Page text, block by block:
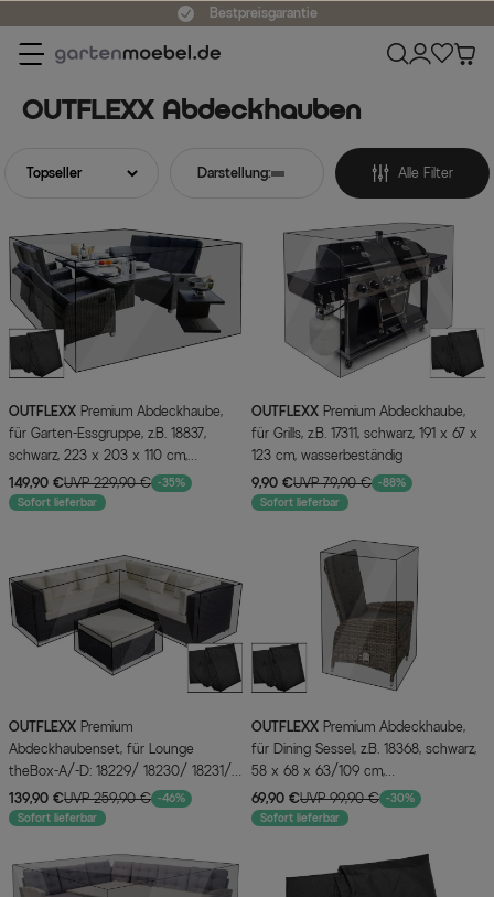
OUTFLEXX Abdeckhauben
Darstellung: Alle Filter
OUTFLEXX
für Garten-Essgruppe, z.B. 18837,
schwarz, 223 x 203 x 110 cm,
wasserbeständig
149,90 €UVP 229,90 € -35%
Sofort lieferbar
OUTFLEXX
für Grills, z.B. 17311, schwarz, 191 x 67 x
123 cm, wasserbeständig
9,90 €UVP 79,90 € -88%
Sofort lieferbar
OUTFLEXX
Abdeckhaubenset, für Lounge
theBox-A/-D: 18229/ 18230/ 18231/
16069, schwarz, wasserbeständig
139,90 €UVP 259,90 € -46%
Sofort lieferbar
OUTFLEXX
für Dining Sessel, z.B. 18368, schwarz,
58 x 68 x 63/109 cm,
wasserbeständig
69,90 €UVP 99,90 € -30%
Sofort lieferbar